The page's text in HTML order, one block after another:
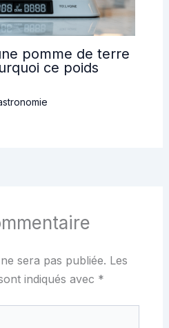
pomme de terre
ce poids
sera pas publiée. Les
indiqués avec *